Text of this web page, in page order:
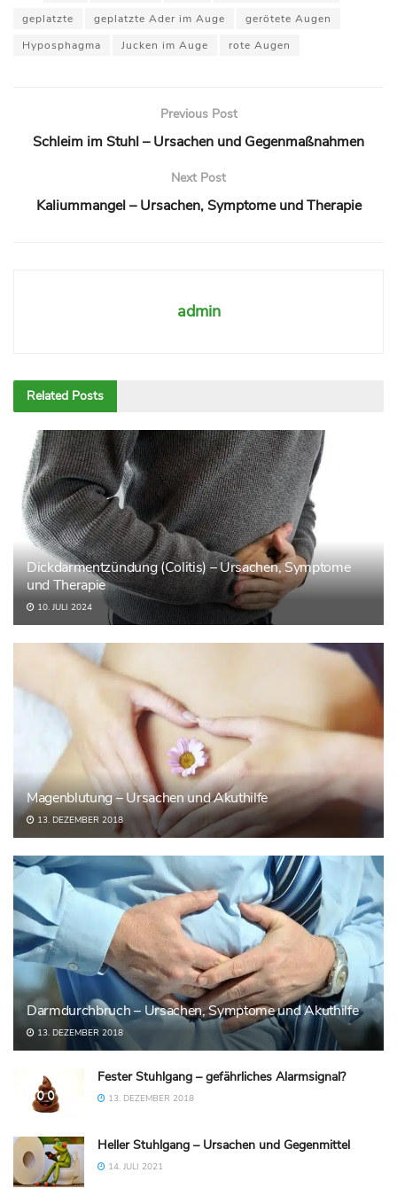
geplatzte
geplatzte Ader im Auge
gerötete Augen
Hyposphagma
Jucken im Auge rote Augen
Previous Post
Schleim im Stuhl – Ursachen und Gegenmaßnahmen
Next Post
Kaliummangel – Ursachen, Symptome und Therapie
admin
Related Posts
Dickdarmentzündung (Colitis) – Ursachen, Symptome
und Therapie
10. JULI 2024
Magenblutung – Ursachen und Akuthilfe
13. DEZEMBER 2018
Darmdurchbruch – Ursachen, Symptome und Akuthilfe
13. DEZEMBER 2018
Fester Stuhlgang – gefährliches Alarmsignal?
13. DEZEMBER 2018
Heller Stuhlgang – Ursachen und Gegenmittel
14. JULI 2021